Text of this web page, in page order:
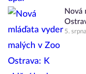
Nová
5.